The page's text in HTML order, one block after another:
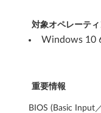
i
e
a
対象オペレーテ
Windows 10
重要情報
BIOS (Basic Input